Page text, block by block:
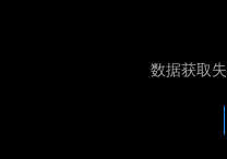
数据获取